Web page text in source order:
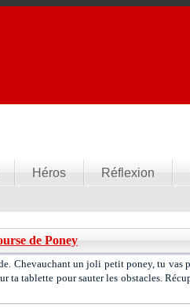
Héros Réflexion
de Poney
Chevauchant un joli petit poney, tu vas
tablette pour sauter les obstacles.